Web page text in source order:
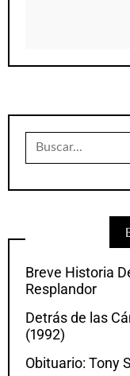
Buscar:
Breve Historia
Resplandor
Detrás de las
(1992)
Obituario: Tony